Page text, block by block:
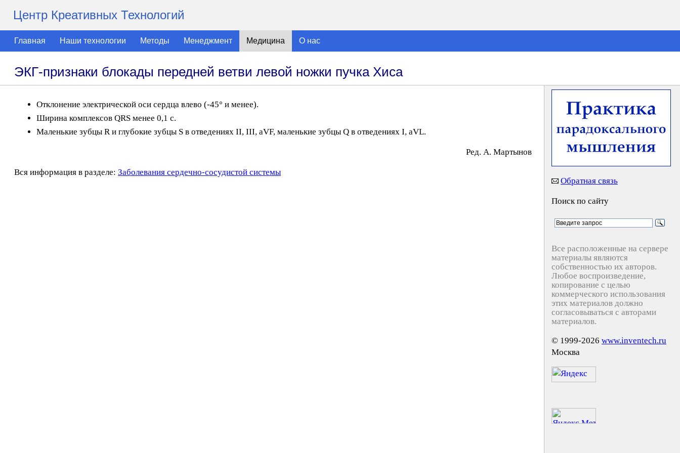
Центр Креативных Технологий
Главная Наши технологии Методы Менеджмент Медицина О нас
ЭКГ-признаки блокады передней ветви левой ножки пучка Хиса
Отклонение электрической оси сердца влево (-45° и менее).
Ширина комплексов QRS менее 0,1 с.
Маленькие зубцы R и глубокие зубцы S в отведениях II, III, aVF, маленькие зубцы Q в отведениях I, aVL.
Peд. A. Mapтынoв
Вся информация в разделе: Заболевания сердечно-сосудистой системы
Обратная связь
Поиск по сайту
Все расположенные на сервере
материалы являются
собственностью их авторов.
Любое воспроизведение,
копирование с целью
коммерческого использования
этих материалов должно
согласовываться с авторами
материалов.
© 1999-2026 www.inventech.ru
Москва